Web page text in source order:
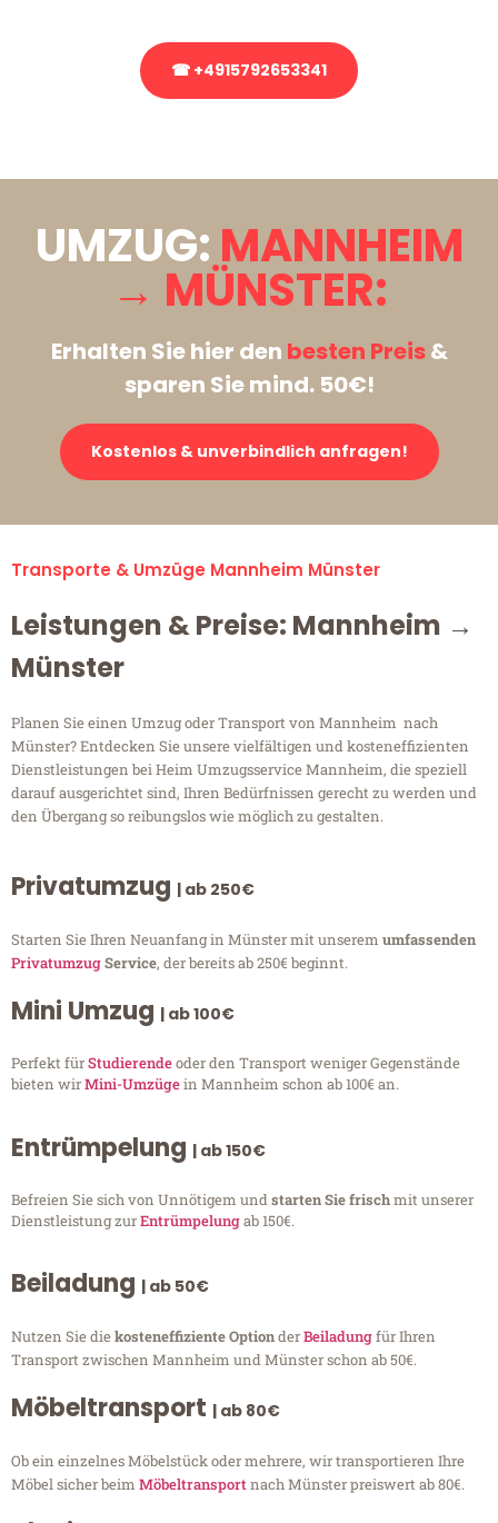
☎ +4915792653341
UMZUG: MANNHEIM
→ MÜNSTER:
Erhalten Sie hier den besten Preis&
sparen Sie mind. 50€!
Kostenlos & unverbindlich anfragen!
Transporte & Umzüge Mannheim Münster
Leistungen & Preise: Mannheim →
Münster
Planen Sie einen Umzug oder Transport von Mannheim nach
Münster? Entdecken Sie unsere vielfältigen und kosteneffizienten
Dienstleistungen bei Heim Umzugsservice Mannheim, die speziell
darauf ausgerichtet sind, Ihren Bedürfnissen gerecht zu werden und
den Übergang so reibungslos wie möglich zu gestalten.
Privatumzug | ab 250€
Starten Sie Ihren Neuanfang in Münster mit unserem umfassenden
PrivatumzugService, der bereits ab 250€ beginnt.
Mini Umzug | ab 100€
Perfekt fürStudierendeoder den Transport weniger Gegenstände
bieten wirMini-Umzügein Mannheim schon ab 100€ an.
Entrümpelung | ab 150€
Befreien Sie sich von Unnötigem undstarten Sie frischmit unserer
Dienstleistung zurEntrümpelungab 150€.
Beiladung | ab 50€
Nutzen Sie diekosteneffiziente OptionderBeiladungfür Ihren
Transport zwischen Mannheim und Münster schon ab 50€.
Möbeltransport | ab 80€
Ob ein einzelnes Möbelstück oder mehrere, wir transportieren Ihre
Möbel sicher beim Möbeltransportnach Münster preiswert ab 80€.